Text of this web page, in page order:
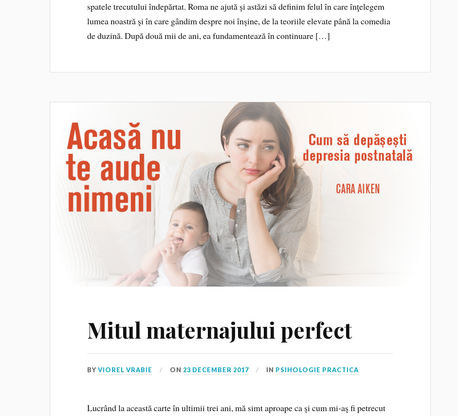
spatele trecutului îndepărtat. Roma ne ajută şi astăzi să definim felul în care înţelegem
lumea noastră şi în care gândim despre noi înşine, de la teoriile elevate până la comedia
de duzină. După două mii de ani, ea fundamentează în continuare […]
Mitul maternajului perfect
BYVIOREL VRABIE ON 23 DECEMBER 2017 IN PSIHOLOGIE PRACTICA
Lucrând la această carte în ultimii trei ani, mă simt aproape ca şi cum mi‑aş fi petrecut